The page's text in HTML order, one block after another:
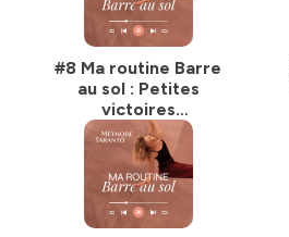
#8 Ma routine Barre
au sol : Petites
victoires
personnelles /
Intensité III